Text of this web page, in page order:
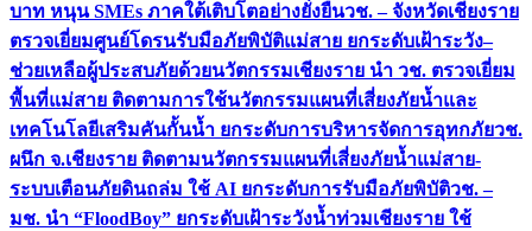
บาท หนุน SMEs ภาคใต้เติบโตอย่างยั่งยืนวช. – จังหวัดเชียงราย
ตรวจเยี่ยมศูนย์โดรนรับมือภัยพิบัติแม่สาย ยกระดับเฝ้าระวัง–
ช่วยเหลือผู้ประสบภัยด้วยนวัตกรรมเชียงราย นำ วช. ตรวจเยี่ยม
พื้นที่แม่สาย ติดตามการใช้นวัตกรรมแผนที่เสี่ยงภัยน้ำและ
เทคโนโลยีเสริมคันกั้นน้ำ ยกระดับการบริหารจัดการอุทกภัยวช.
ผนึก จ.เชียงราย ติดตามนวัตกรรมแผนที่เสี่ยงภัยน้ำแม่สาย-
ระบบเตือนภัยดินถล่ม ใช้ AI ยกระดับการรับมือภัยพิบัติวช. –
มช. นำ “FloodBoy” ยกระดับเฝ้าระวังน้ำท่วมเชียงราย ใช้